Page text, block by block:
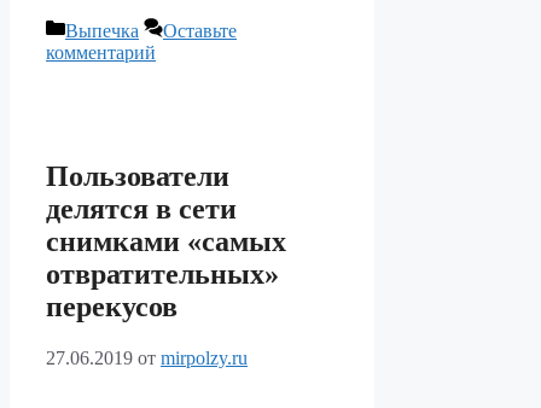
Рубрики
Выпечка
Оставьте
комментарий
Пользователи
делятся в сети
снимками «самых
отвратительных»
перекусов
27.06.2019 от mirpolzy.ru